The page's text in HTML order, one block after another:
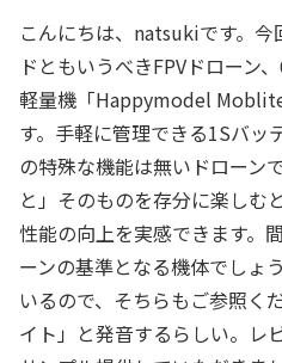
こんにちは、natsukiです。
ドともいうべきFPVドローン
軽量機「Happymodel
す。手軽に管理できる1Sバッ
の特殊な機能は無いドローン
と」そのものを存分に楽しむ
性能の向上を実感できます。
ーンの基準となる機体でしょ
いるので、そちらもご参照く
イト」と発音するらしい。レ